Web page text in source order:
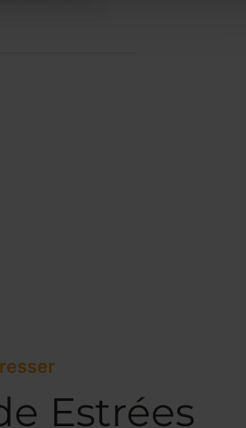
Estrées